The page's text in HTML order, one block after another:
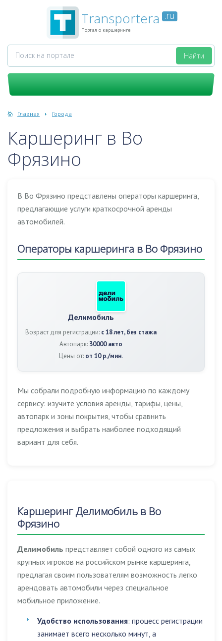
Transportera .ru
Портал о каршеринге
Главная Города
Каршеринг в Во
Фрязино
В Во Фрязино представлены операторы каршеринга,
предлагающие услуги краткосрочной аренды
автомобилей.
Операторы каршеринга в Во Фрязино
Делимобиль
Возраст для регистрации: с 18 лет, без стажа
Автопарк: 30000 авто
Цены от: от 10 р./мин.
Мы собрали подробную информацию по каждому
сервису: изучите условия аренды, тарифы, цены,
автопарк и зоны покрытия, чтобы сравнить
предложения и выбрать наиболее подходящий
вариант для себя.
Каршеринг Делимобиль в Во
Фрязино
Делимобиль представляет собой одного из самых
крупных игроков на российском рынке каршеринга,
предлагая своим пользователям возможность легко
арендовать автомобили через специальное
мобильное приложение.
Удобство использования: процесс регистрации
занимает всего несколько минут, а